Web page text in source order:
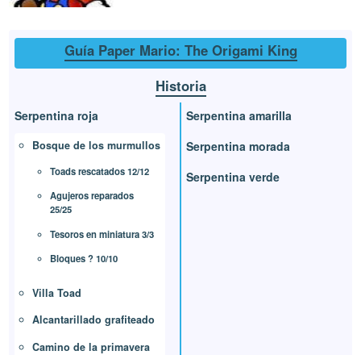
Guía Paper Mario: The Origami King
Historia
Serpentina roja
Bosque de los murmullos
Toads rescatados 12/12
Agujeros reparados
25/25
Tesoros en miniatura 3/3
Bloques ? 10/10
Villa Toad
Alcantarillado grafiteado
Camino de la primavera
Serpentina amarilla
Serpentina morada
Serpentina verde